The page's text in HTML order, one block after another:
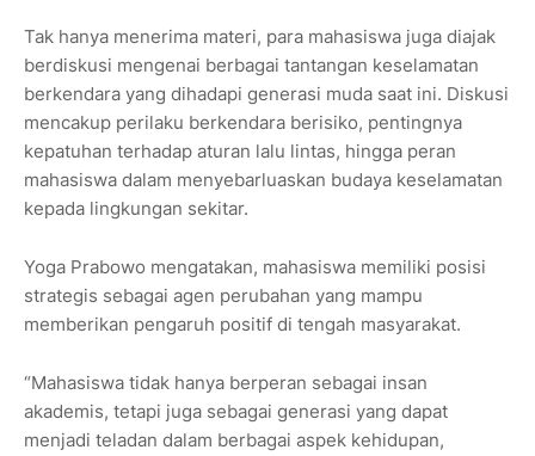
Tak hanya menerima materi, para mahasiswa juga diajak
berdiskusi mengenai berbagai tantangan keselamatan
berkendara yang dihadapi generasi muda saat ini. Diskusi
mencakup perilaku berkendara berisiko, pentingnya
kepatuhan terhadap aturan lalu lintas, hingga peran
mahasiswa dalam menyebarluaskan budaya keselamatan
kepada lingkungan sekitar.
Yoga Prabowo mengatakan, mahasiswa memiliki posisi
strategis sebagai agen perubahan yang mampu
memberikan pengaruh positif di tengah masyarakat.
“Mahasiswa tidak hanya berperan sebagai insan
akademis, tetapi juga sebagai generasi yang dapat
menjadi teladan dalam berbagai aspek kehidupan,